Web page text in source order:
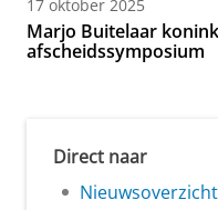
17 oktober 2025
Marjo Buitelaar
afscheidssymposium
Direct naar
Nieuwsoverzicht